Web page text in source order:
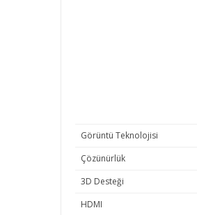
Görüntü Teknolojisi
Çözünürlük
3D Desteği
HDMI